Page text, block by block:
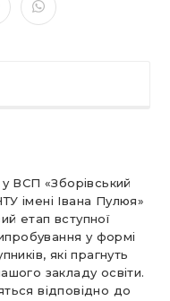
ВМІСТОМ
Відкрити
в
ВСП «Зборівський
імені Івана Пулюя»
етап вступної
у формі
які прагнуть
закладу освіти.
відповідно до